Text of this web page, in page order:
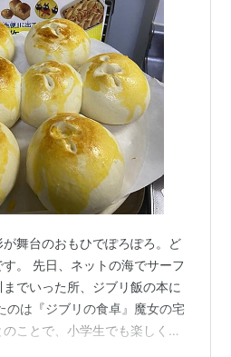
舞台のおもひでぽろぽろ。ど
。 先日、ネットの海でサーフ
でいった所、ジブリ飯の本に
のは『ジブリの食卓』魔女の宅
ことで、小学生でも楽しく読